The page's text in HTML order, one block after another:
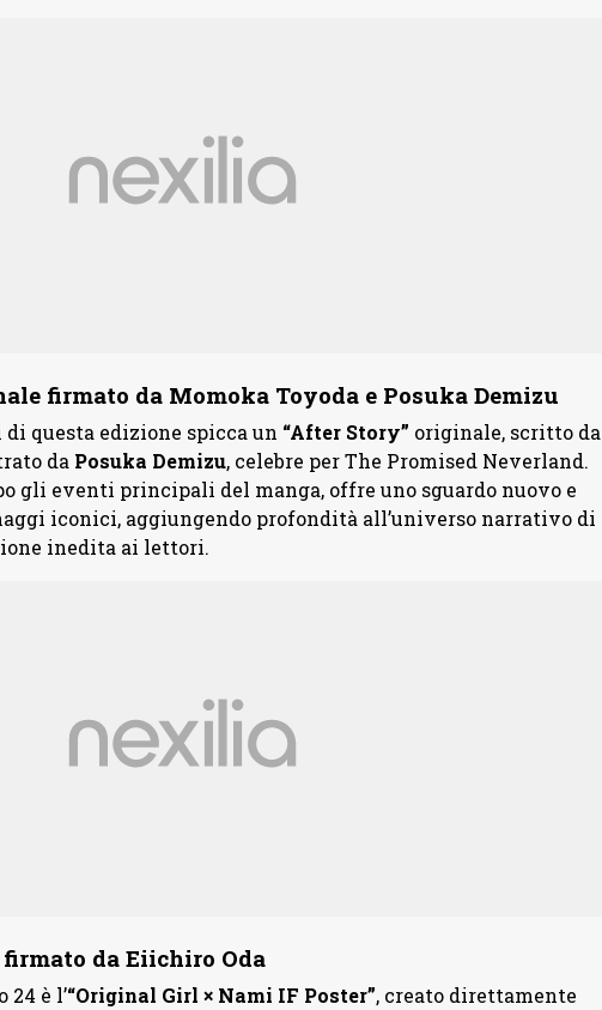
firmato da Momoka Toyoda e Posuka Demizu
questa edizione spicca un “After Story” originale, scritto da
da Posuka Demizu, celebre per The Promised Neverland.
gli eventi principali del manga, offre uno sguardo nuovo e
iconici, aggiungendo profondità all’universo narrativo di
inedita ai lettori.
da Eiichiro Oda
24 è l’“Original Girl × Nami IF Poster”, creato direttamente